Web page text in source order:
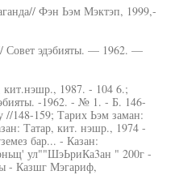
Фэн Ьэм Мэктэп, 1999,-
эдэбияты. — 1962. —
1987. - 104 6.;
-1962. - № 1. - Б. 146-
//148-159; Тарих Ьэм заман:
Татар, кит. нэшр., 1974 -
бар... - Казан:
ул""ШэЬриКа3ан " 200г -
- Казшг Мэгариф,